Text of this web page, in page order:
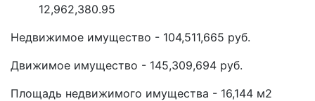
12,962,380.95
Недвижимое имущество - 104,511,665 руб.
Движимое имущество - 145,309,694 руб.
Площадь недвижимого имущества - 16,144 м2